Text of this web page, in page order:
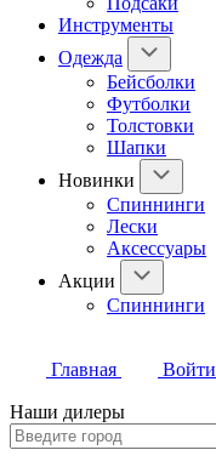
Инструменты
Одежда
Бейсболки
Футболки
Толстовки
Шапки
Новинки
Спиннинги
Лески
Аксессуары
Акции
Спиннинги
Главная Войти
Наши дилеры